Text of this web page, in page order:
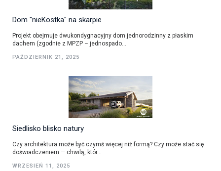
Dom "nieKostka" na skarpie
Projekt obejmuje dwukondygnacyjny dom jednorodzinny z płaskim
dachem (zgodnie z MPZP – jednospado...
PAŹDZIERNIK 21, 2025
Siedlisko blisko natury
Czy architektura może być czymś więcej niż formą? Czy może stać się
doświadczeniem — chwilą, któr...
WRZESIEŃ 11, 2025